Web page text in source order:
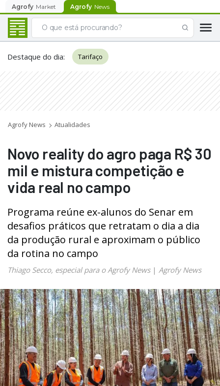
Agrofy Market Agrofy News
Destaque do dia: Tarifaço
Agrofy News Atualidades
Novo reality do agro paga R$ 30
mil e mistura competição e
vida real no campo
Programa reúne ex-alunos do Senar em
desafios práticos que retratam o dia a dia
da produção rural e aproximam o público
da rotina no campo
Thiago Secco, especial para o Agrofy News| Agrofy News